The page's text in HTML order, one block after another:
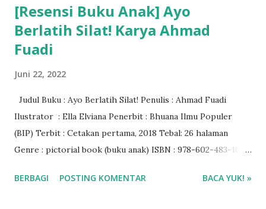
[Resensi Buku Anak] Ayo
Berlatih Silat! Karya Ahmad
Fuadi
Juni 22, 2022
Judul Buku : Ayo Berlatih Silat! Penulis : Ahmad Fuadi
Ilustrator : Ella Elviana Penerbit : Bhuana Ilmu Populer
(BIP) Terbit : Cetakan pertama, 2018 Tebal: 26 halaman
Genre : pictorial book (buku anak) ISBN : 978-602-483-165-
aplikasi Ipusnas ❤❤❤
BERBAGI POSTING KOMENTAR BACA YUK! »